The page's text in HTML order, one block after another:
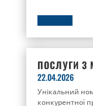
ПОСЛУГИ З
22.04.2026
Унікальний
конкурентної